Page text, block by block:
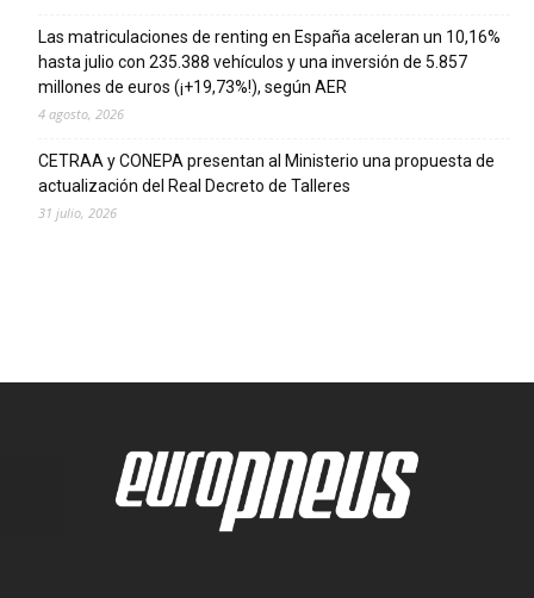
Las matriculaciones de renting en España aceleran un 10,16%
hasta julio con 235.388 vehículos y una inversión de 5.857
millones de euros (¡+19,73%!), según AER
4 agosto, 2026
CETRAA y CONEPA presentan al Ministerio una propuesta de
actualización del Real Decreto de Talleres
31 julio, 2026